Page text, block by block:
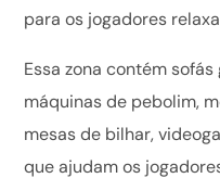
para os jogadores
Essa zona contém
máquinas de pebolim,
mesas de bilhar,
que ajudam os